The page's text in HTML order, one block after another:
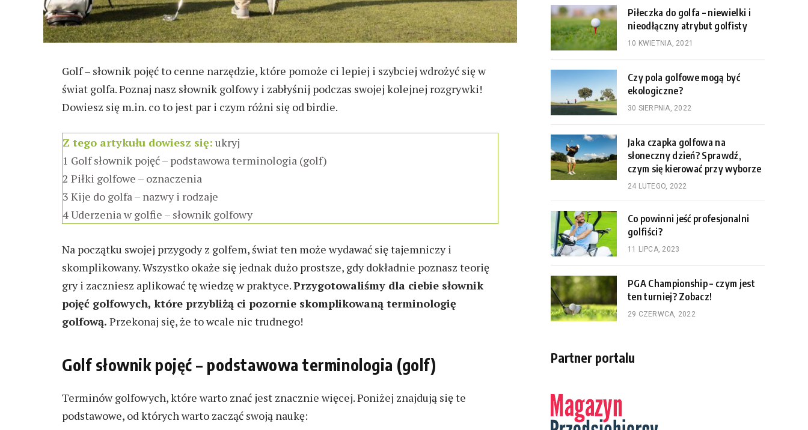
Golf – słownik pojęć to cenne narzędzie, które pomoże ci lepiej i szybciej wdrożyć się w
świat golfa. Poznaj nasz słownik golfowy i zabłyśnij podczas swojej kolejnej rozgrywki!
Dowiesz się m.in. co to jest par i czym różni się od birdie.
Z tego artykułu dowiesz się: ukryj
1 Golf słownik pojęć – podstawowa terminologia (golf)
2 Piłki golfowe – oznaczenia
3 Kije do golfa – nazwy i rodzaje
4Uderzenia w golfie – słownik golfowy
Na początku swojej przygody z golfem, świat ten może wydawać się tajemniczy i
skomplikowany. Wszystko okaże się jednak dużo prostsze, gdy dokładnie poznasz teorię
gry i zaczniesz aplikować tę wiedzę w praktyce.Przygotowaliśmy dla ciebie słownik
pojęć golfowych, które przybliżą ci pozornie skomplikowaną terminologię
golfową. Przekonaj się, że to wcale nic trudnego!
Golf słownik pojęć – podstawowa terminologia (golf)
Terminów golfowych, które warto znać jest znacznie więcej. Poniżej znajdują się te
podstawowe, od których warto zacząć swoją naukę:
Piłeczka do golfa – niewielki i
nieodłączny atrybut golfisty
10 KWIETNIA, 2021
Czy pola golfowe mogą być
ekologiczne?
30 SIERPNIA, 2022
Jaka czapka golfowa na
słoneczny dzień? Sprawdź,
czym się kierować przy wyborze
24 LUTEGO, 2022
Co powinni jeść profesjonalni
golfiści?
11 LIPCA, 2023
PGA Championship – czym jest
ten turniej? Zobacz!
29 CZERWCA, 2022
Partner portalu